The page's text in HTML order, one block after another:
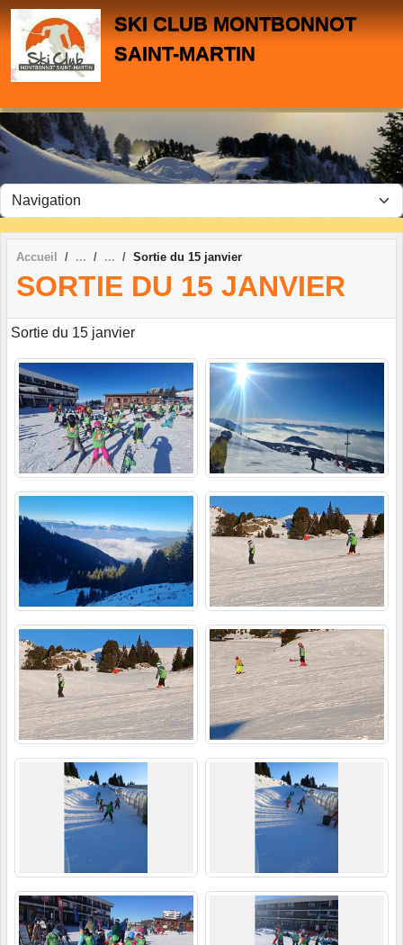
SKI CLUB MONTBONNOT
SAINT-MARTIN
Accueil Sortie du 15 janvier
SORTIE DU 15 JANVIER
Sortie du 15 janvier
Panneau de gestion des cookies